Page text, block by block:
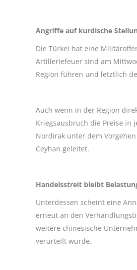
Angriffe auf kurdische
Die Türkei hat eine
Artilleriefeuer sind am
Region führen und letztlich
Auch wenn in der Region
Kriegsausbruch die Preise in
Nordirak unter dem
Ceyhan geleitet.
Handelsstreit bleibt
Unterdessen scheint eine
erneut an den
weitere chinesische
verurteilt wurde.